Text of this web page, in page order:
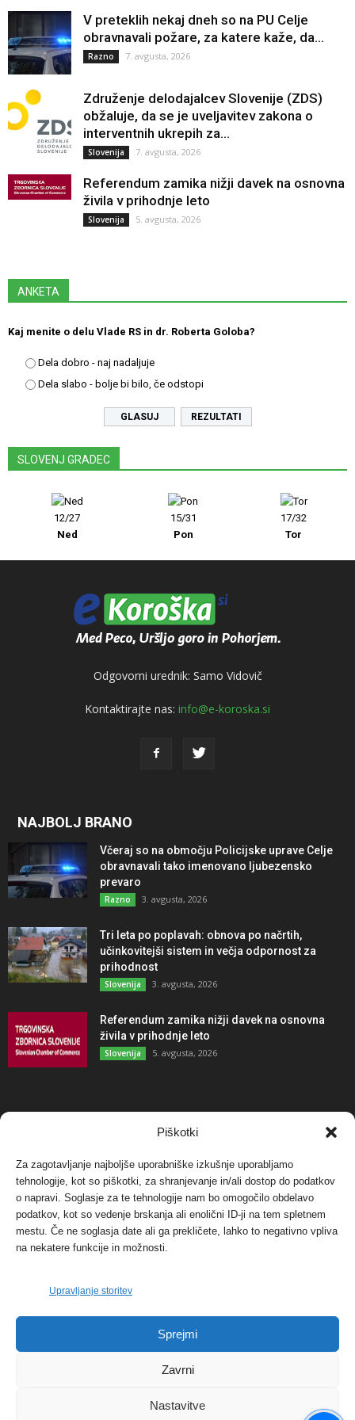
Piškotki
Za zagotavljanje najboljše uporabniške izkušnje uporabljamo
tehnologije, kot so piškotki, za shranjevanje in/ali dostop do podatkov
o napravi. Soglasje za te tehnologije nam bo omogočilo obdelavo
podatkov, kot so vedenje brskanja ali enolični ID-ji na tem spletnem
mestu. Če ne soglasja date ali ga prekličete, lahko to negativno vpliva
na nekatere funkcije in možnosti.
Upravljanje storitev
Sprejmi
Zavrni
Nastavitve
V preteklih nekaj dneh so na PU Celje
obravnavali požare, za katere kaže, da...
Razno 7. avgusta, 2026
Združenje delodajalcev Slovenije (ZDS)
obžaluje, da se je uveljavitev zakona o
interventnih ukrepih za...
Slovenija 7. avgusta, 2026
Referendum zamika nižji davek na osnovna
živila v prihodnje leto
Slovenija 5. avgusta, 2026
ANKETA
Kaj menite o delu Vlade RS in dr. Roberta Goloba?
Dela dobro - naj nadaljuje
Dela slabo - bolje bi bilo, če odstopi
REZULTATI
SLOVENJ GRADEC
12/27
Ned
15/31
Pon
17/32
Tor
Odgovorni urednik: Samo Vidovič
Kontaktirajte nas: info@e-koroska.si
NAJBOLJ BRANO
Včeraj so na območju Policijske uprave Celje
obravnavali tako imenovano ljubezensko
prevaro
Razno 3. avgusta, 2026
Tri leta po poplavah: obnova po načrtih,
učinkovitejši sistem in večja odpornost za
prihodnost
Slovenija 3. avgusta, 2026
Referendum zamika nižji davek na osnovna
živila v prihodnje leto
Slovenija 5. avgusta, 2026
NAJBOLJ KOMENTIRANO
Protest proti vetrnim elektrarnam na Ojstrici, v
svetu pa vedno bolj...
Dogodki 12. maja, 2017
Tožilstvo v Celovcu v korist elektrarnam
Verbund
FOTO: Razstava cvetličarskega mojstra Andreja
Dogodki 27. novembra, 2017